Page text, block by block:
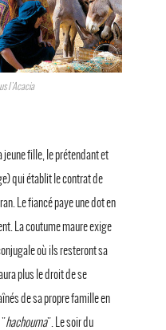
l'Acacia
fille, le prétendant et
qui établit le contrat de
Le fiancé paye une dot en
La coutume maure exige
où ils resteront sa
plus le droit de se
de sa propre famille en
"hachouma". Le soir du